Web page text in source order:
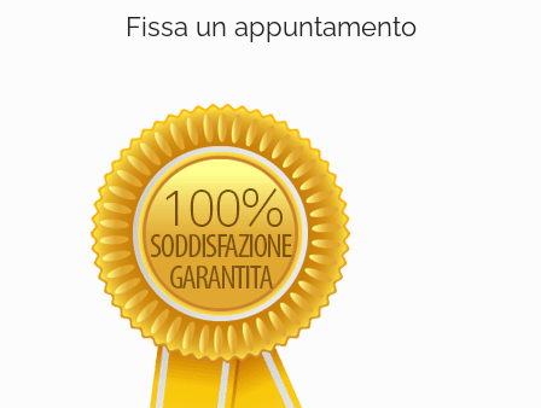
Fissa un appuntamento